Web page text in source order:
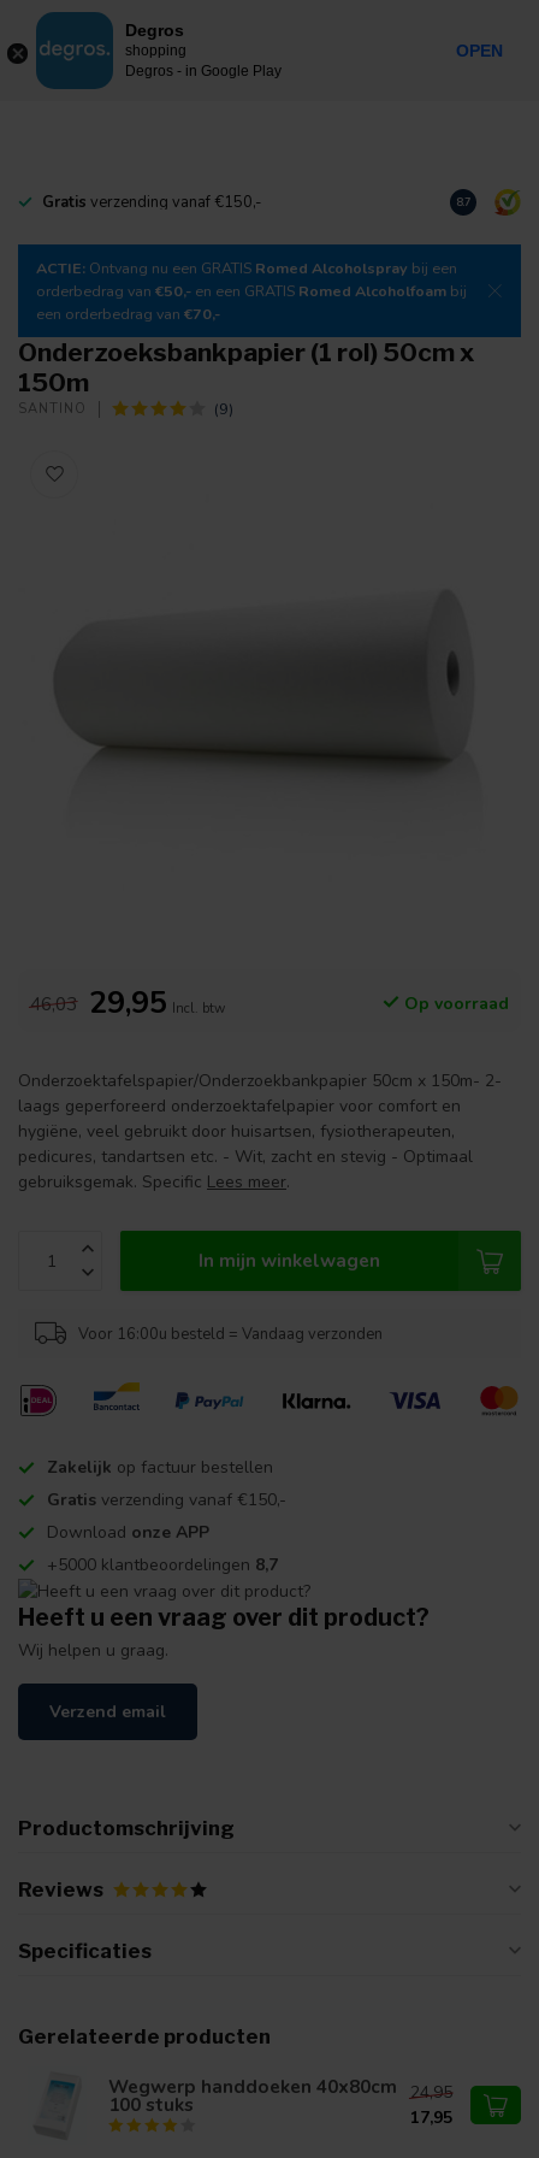
MENU
Gratis verzending vanaf €150,- Download
8.7
ACTIE: Ontvang nu een GRATIS Romed Alcoholspray bij een
orderbedrag van €50,- en een GRATIS Romed Alcoholfoam bij
een orderbedrag van €70,-
Onderzoeksbankpapier (1 rol) 50cm x
150m
SANTINO (9)
46,03 29,95 Incl. btw Op voorraad
Onderzoektafelspapier/Onderzoekbankpapier 50cm x 150m- 2-
laags geperforeerd onderzoektafelpapier voor comfort en
hygiëne, veel gebruikt door huisartsen, fysiotherapeuten,
pedicures, tandartsen etc. - Wit, zacht en stevig - Optimaal
gebruiksgemak. Specific Lees meer.
In mijn winkelwagen
Voor 16:00u besteld = Vandaag verzonden
Zakelijk op factuur bestellen
Gratis verzending vanaf €150,-
Download onze APP
+5000 klantbeoordelingen 8,7
Heeft u een vraag over dit product?
Wij helpen u graag.
Verzend email
Productomschrijving
Reviews
Specificaties
Gerelateerde producten
Wegwerp handdoeken 40x80cm
100 stuks
24,95
17,95
Degros
shopping
Degros - in Google Play
OPEN